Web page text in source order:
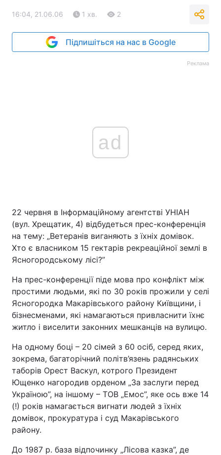
16:04, 21.06.06 1 хв. 2
Підпишіться на нас в Google
Реклама
ad
22 червня в Інформаційному агентстві УНІАН
(вул. Хрещатик, 4) відбудеться прес-конференція
на тему: „Ветеранів виганяють з їхніх домівок.
Хто є власником 15 гектарів рекреаційної землі в
Ясногородському лісі?”
На прес-конференції піде мова про конфлікт між
простими людьми, які по 30 років прожили у селі
Ясногородка Макарівського району Київщини, і
бізнесменами, які намагаються привласнити їхнє
житло і виселити законних мешканців на вулицю.
На одному боці – 20 сімей з 60 осіб, серед яких,
зокрема, багаторічний політв’язень радянських
таборів Орест Васкул, котрого Президент
Ющенко нагородив орденом „За заслуги перед
Україною”, на іншому – ТОВ „Емос”, яке ось вже 14
(!) років намагається вигнати людей з їхніх
домівок, прокуратура і суд Макарівського
району.
До 1987 р. база відпочинку „Лісова казка”, де